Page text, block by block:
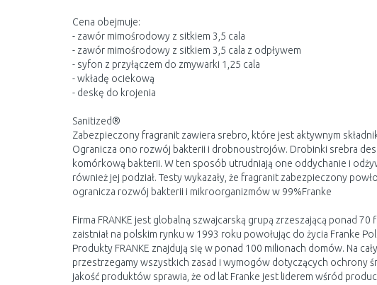
Cena obejmuje:
- zawór mimośrodowy z sitkiem 3,5 cala
- zawór mimośrodowy z sitkiem 3,5 cala z odpływem
- syfon z przyłączem do zmywarki 1,25 cala
- wkładę ociekową
- deskę do krojenia
Sanitized®
Zabezpieczony fragranit zawiera srebro, które jest aktywnym
Ogranicza ono rozwój bakterii i drobnoustrojów. Drobinki srebra
komórkową bakterii. W ten sposób utrudniają one oddychanie i
również jej podział. Testy wykazały, że fragranit zabezpieczony
ogranicza rozwój bakterii i mikroorganizmów w 99%Franke
Firma FRANKE jest globalną szwajcarską grupą zrzeszającą ponad 70
zaistniał na polskim rynku w 1993 roku powołując do życia Franke
Produkty FRANKE znajdują się w ponad 100 milionach domów. Na
przestrzegamy wszystkich zasad i wymogów dotyczących ochrony
jakość produktów sprawia, że od lat Franke jest liderem wśród